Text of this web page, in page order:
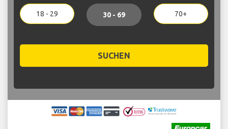
18 - 29 30 - 69 70+
SUCHEN